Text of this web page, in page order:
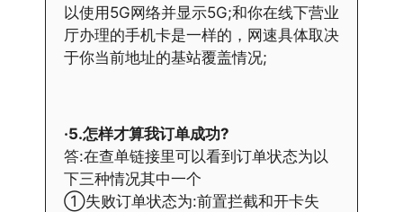
以使用5G网络并显示5G;和你在线下营业
厅办理的手机卡是一样的，网速具体取决
于你当前地址的基站覆盖情况;
·5.怎样才算我订单成功?
答:在查单链接里可以看到订单状态为以
下三种情况其中一个
①失败订单状态为:前置拦截和开卡失